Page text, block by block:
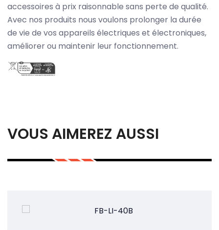
accessoires à prix raisonnable sans perte de qualité.
Avec nos produits nous voulons prolonger la durée
de vie de vos appareils électriques et électroniques,
améliorer ou maintenir leur fonctionnement.
VOUS AIMEREZ AUSSI